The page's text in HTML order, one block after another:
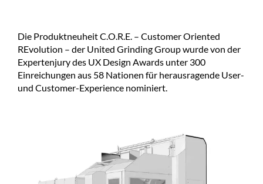
Die Produktneuheit C.O.R.E. – Customer Oriented
REvolution – der United Grinding Group wurde von der
Expertenjury des UX Design Awards unter 300
Einreichungen aus 58 Nationen für herausragende User-
und Customer-Experience nominiert.